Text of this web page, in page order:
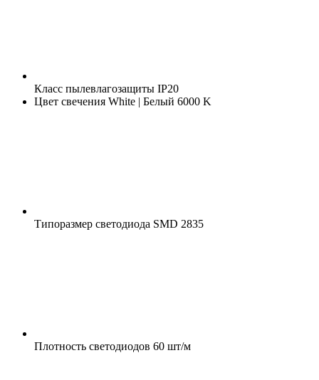
Класс пылевлагозащиты IP20
Цвет свечения White | Белый 6000 K
Типоразмер светодиода SMD 2835
Плотность светодиодов 60 шт/м